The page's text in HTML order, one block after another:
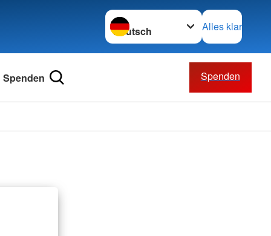
Sprache wechseln zu
Alles klar
Spenden Spenden